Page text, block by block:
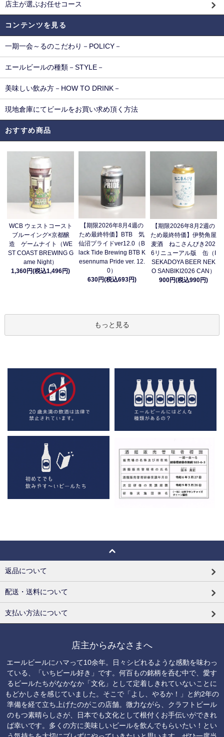
店主が選ぶお任せコース
コンテンツを見る
一期一会～るのこだわり－POLICY－
エールビールの種類－STYLE－
美味しい飲み方－HOW TO DRINK－
現地倉庫にてビールをお買い求め頂く方法
おすすめ商品
WCB ウェストコースト
ブルーイング×京都醸
造 ゲームナイト（WE
ST COAST BREWING G
ame Night）
1,360円(税込1,496円)
【期限2026年8月4週の
ため最終特価】BTB 気
仙沼プライドver12.0（B
lack Tide Brewing BTB K
esennuma Pride ver. 12.
0）
630円(税込693円)
【期限2026年8月2週の
ため最終特価】伊勢角屋
麦酒 ねこさんびき202
6リニューアル版 缶（I
SEKADOYA BEER NEK
O SANBIKI2026 CAN）
900円(税込990円)
もっと見る
返品について
配送・送料について
支払い方法について
店主からみなさまへ
エールビールにハマって10余年。日々シビれるような感動を味わっ
ている、「いちビール好き」です。何百もの銘柄を呑む中で、愛す
るビールたちがなかなか「文化」として定着しきれていないことに
もどかしさを感じていました。そこで「よし、やるか！」と約2年の
準備を経て立ち上げたのがこの店舗。微力ながら、クラフトビール
のもつ素晴らしさが、日本でも文化として根付くお手伝いができれ
ば幸いです。多くの方に美味しいビールを飲んでもらいたい！とい